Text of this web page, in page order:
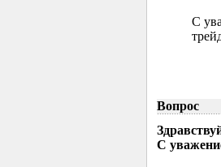
С
Вопрос
С